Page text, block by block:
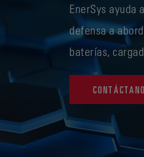
EnerSys
defensa a
baterías,